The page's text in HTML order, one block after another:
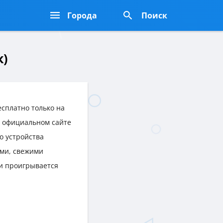
Города Поиск
только на
официальном сайте
устройства
свежими
проигрывается